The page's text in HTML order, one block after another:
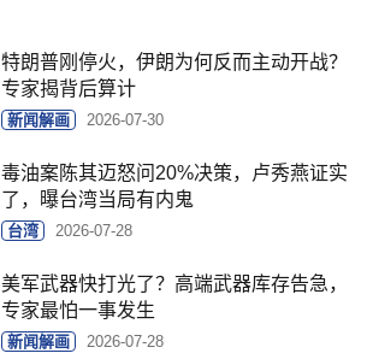
特朗普刚停火，伊朗为何反而主动开战？
专家揭背后算计
新闻解画 2026-07-30
毒油案陈其迈怒问20%决策，卢秀燕证实
了，曝台湾当局有内鬼
台湾 2026-07-28
美军武器快打光了？高端武器库存告急，
专家最怕一事发生
新闻解画 2026-07-28